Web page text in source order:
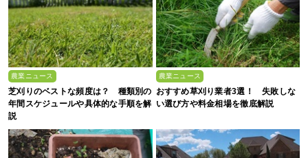
農業ニュース
芝刈りのベストな頻度は？ 種類別の
年間スケジュールや具体的な手順を解
説
農業ニュース
おすすめ草刈り業者3選！ 失敗しな
い選び方や料金相場を徹底解説